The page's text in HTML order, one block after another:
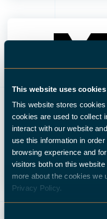
This website uses cookies
This website stores
cookies are used to collect
interact with our website
use this information in
browsing experience and
visitors both on this
more about the cookies we
Privacy Policy.
MTC - MACHINE
LT-
LEGGI